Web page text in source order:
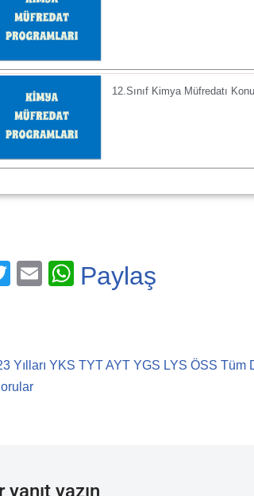
12.Sınıf Kimya Müfredatı
T
E
W
A
Paylaş
Yılları YKS TYT AYT YGS LYS ÖSS Tüm
yanıt yazın